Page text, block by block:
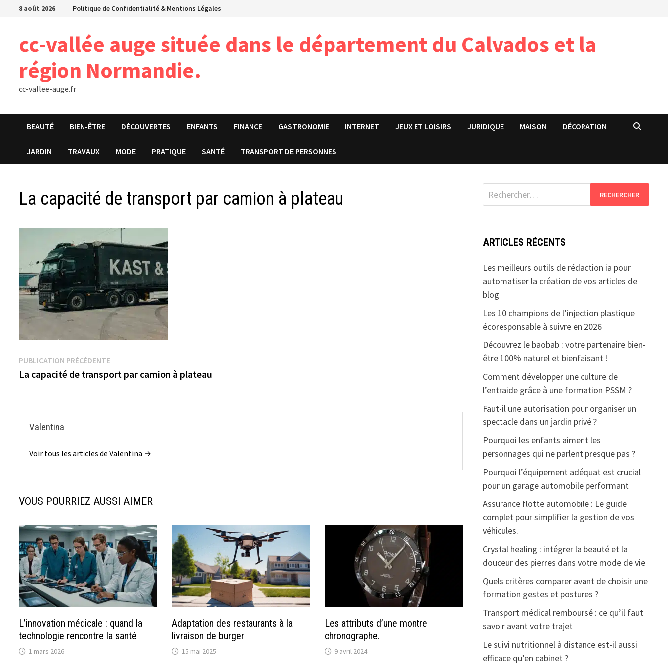
Passer8 août 2026 Politique de Confidentialité & Mentions Légales
cc-vallée auge située dans le département du Calvados et la
région Normandie.
cc-vallee-auge.fr
BEAUTÉ BIEN-ÊTRE DÉCOUVERTES ENFANTS FINANCE GASTRONOMIE INTERNET JEUX ET LOISIRS JURIDIQUE MAISON DÉCORATION
JARDIN TRAVAUX MODE PRATIQUE SANTÉ TRANSPORT DE PERSONNES
La capacité de transport par camion à plateau
Navigation
de
PUBLICATION PRÉCÉDENTEPublication
précédente :
La capacité de transport par camion à plateau
Valentina
Voir tous les articles de Valentina →
VOUS POURRIEZ AUSSI AIMER
L’innovation médicale : quand la
technologie rencontre la santé
1 mars 2026
Adaptation des restaurants à la
livraison de burger
15 mai 2025
Les attributs d’une montre
chronographe.
9 avril 2024
Rechercher :
ARTICLES RÉCENTS
Les meilleurs outils de rédaction ia pour
automatiser la création de vos articles de
blog
Les 10 champions de l’injection plastique
écoresponsable à suivre en 2026
Découvrez le baobab : votre partenaire bien-
être 100% naturel et bienfaisant !
Comment développer une culture de
l’entraide grâce à une formation PSSM ?
Faut-il une autorisation pour organiser un
spectacle dans un jardin privé ?
Pourquoi les enfants aiment les
personnages qui ne parlent presque pas ?
Pourquoi l’équipement adéquat est crucial
pour un garage automobile performant
Assurance flotte automobile : Le guide
complet pour simplifier la gestion de vos
véhicules.
Crystal healing : intégrer la beauté et la
douceur des pierres dans votre mode de vie
Quels critères comparer avant de choisir une
formation gestes et postures ?
Transport médical remboursé : ce qu’il faut
savoir avant votre trajet
Le suivi nutritionnel à distance est-il aussi
efficace qu’en cabinet ?